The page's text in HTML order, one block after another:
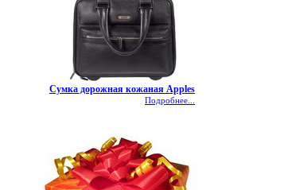
Сумка дорожная кожаная Apples
Подробнее...